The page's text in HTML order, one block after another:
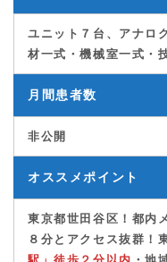
ユニット７台、アナロ
材一式・機械室一式・
月間患者数
非公開
オススメポイント
東京都世田谷区！都内
８分とアクセス抜群！
駅」徒歩２分以内 ・地